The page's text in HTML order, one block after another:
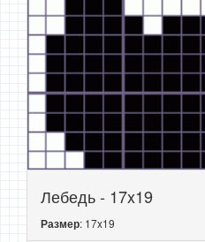
Лебедь - 17x19
Размер: 17x19